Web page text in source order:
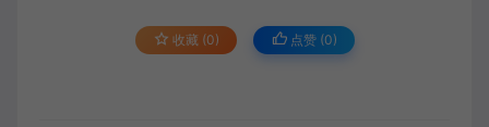
收藏 (0) 点赞 (0)